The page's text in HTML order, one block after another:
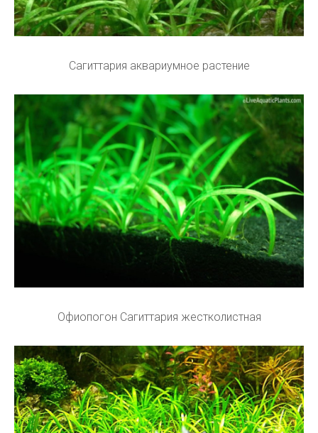
Сагиттария аквариумное растение
Офиопогон Сагиттария жестколистная